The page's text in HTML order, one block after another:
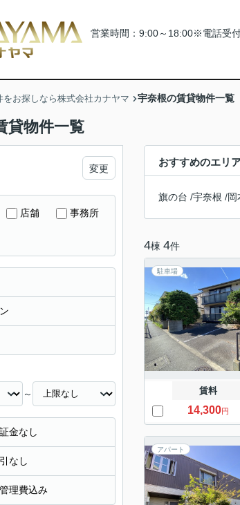
営業時間：9:00～18:00※電話受
をお探しなら株式会社カナヤマ 宇奈根の賃貸物件一覧
貸物件一覧
おすすめのエリ
旗の台 /宇奈根 /岡
4棟 4件
駐車場
賃料
14,300円
アパート
変更
店舗 事務所
～
金なし
なし
理費込み